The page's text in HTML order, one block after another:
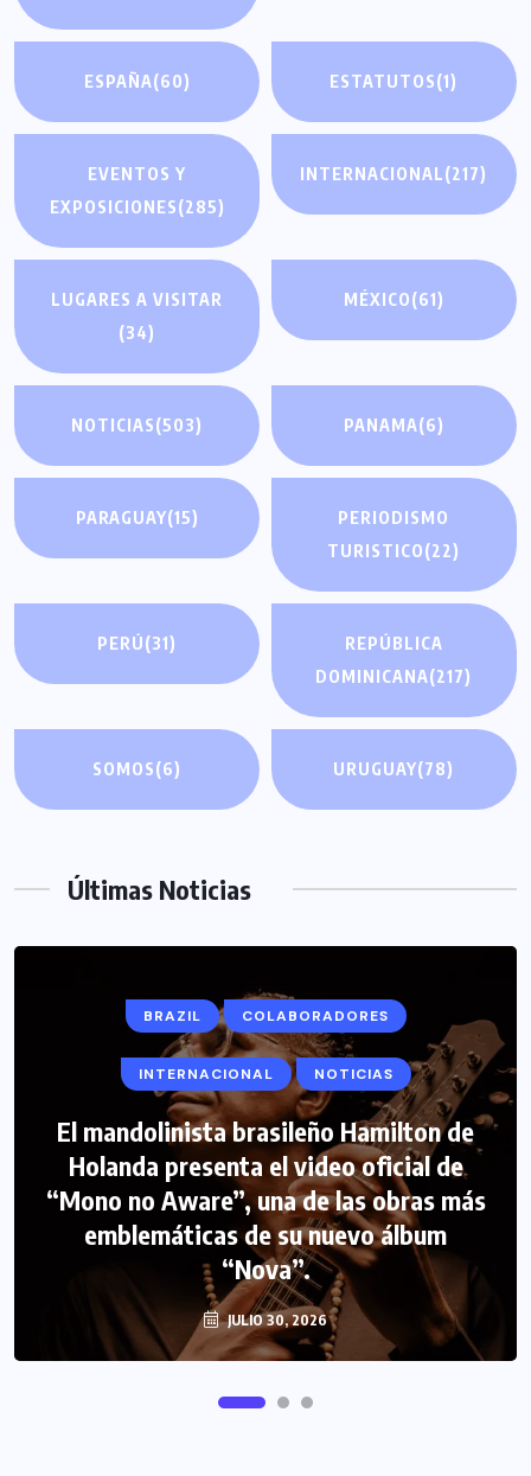
ESPAÑA(60) ESTATUTOS(1)
EVENTOS Y
EXPOSICIONES(285)
INTERNACIONAL(217)
LUGARES A VISITAR
(34)
MÉXICO(61)
NOTICIAS(503) PANAMA(6)
PARAGUAY(15)
PERIODISMO
TURISTICO(22)
PERÚ(31)
REPÚBLICA
DOMINICANA(217)
SOMOS(6) URUGUAY(78)
Últimas Noticias
BRAZIL COLABORADORES
INTERNACIONAL NOTICIAS
El mandolinista brasileño Hamilton de
Holanda presenta el video oficial de
“Mono no Aware”, una de las obras más
emblemáticas de su nuevo álbum
“Nova”.
JULIO 30, 2026